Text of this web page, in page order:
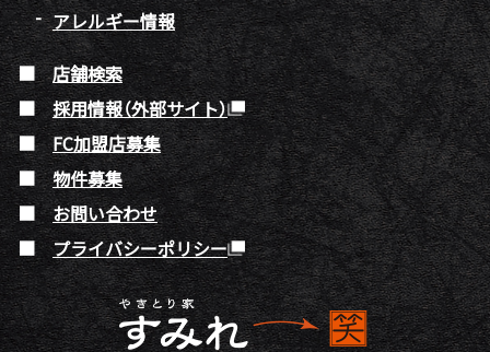
アレルギー情報
店舗検索
採用情報（外部サイト）
FC加盟店募集
物件募集
お問い合わせ
プライバシーポリシー